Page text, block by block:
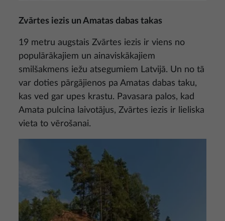
Zvārtes iezis un Amatas dabas takas
19 metru augstais Zvārtes iezis ir viens no
populārākajiem un ainaviskākajiem
smilšakmens iežu atsegumiem Latvijā. Un no tā
var doties pārgājienos pa Amatas dabas taku,
kas ved gar upes krastu. Pavasara palos, kad
Amata pulcina laivotājus, Zvārtes iezis ir lieliska
vieta to vērošanai.